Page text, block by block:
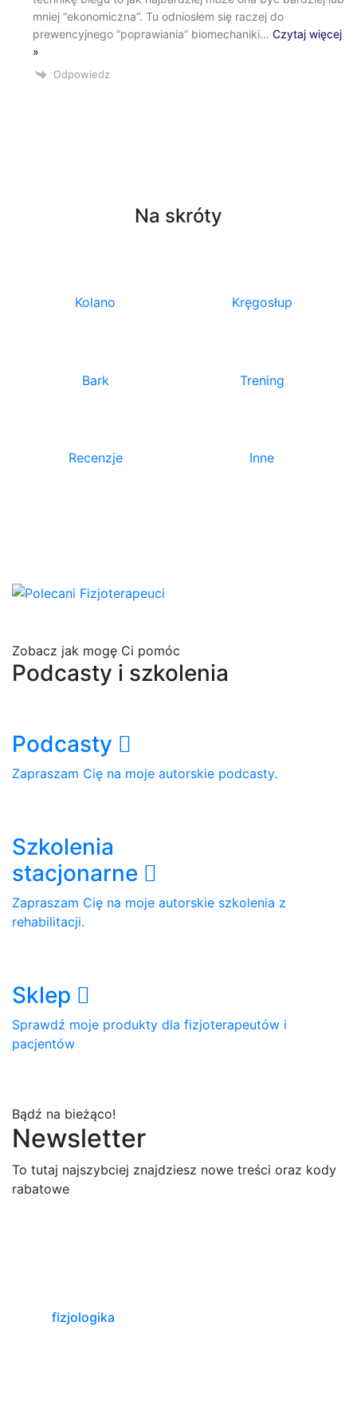
mniej “ekonomiczna”. Tu odniosłem się raczej do
prewencyjnego “poprawiania” biomechaniki… Czytaj więcej
»
Odpowiedz
Na skróty
Kolano Kręgosłup
Bark Trening
Recenzje Inne
Zobacz jak mogę Ci pomóc
Podcasty i szkolenia
Podcasty
Zapraszam Cię na moje autorskie podcasty.
Szkolenia
stacjonarne
Zapraszam Cię na moje autorskie szkolenia z
rehabilitacji.
Sklep
Sprawdź moje produkty dla fizjoterapeutów i
pacjentów
Bądź na bieżąco!
Newsletter
To tutaj najszybciej znajdziesz nowe treści oraz kody
rabatowe
fizjologika